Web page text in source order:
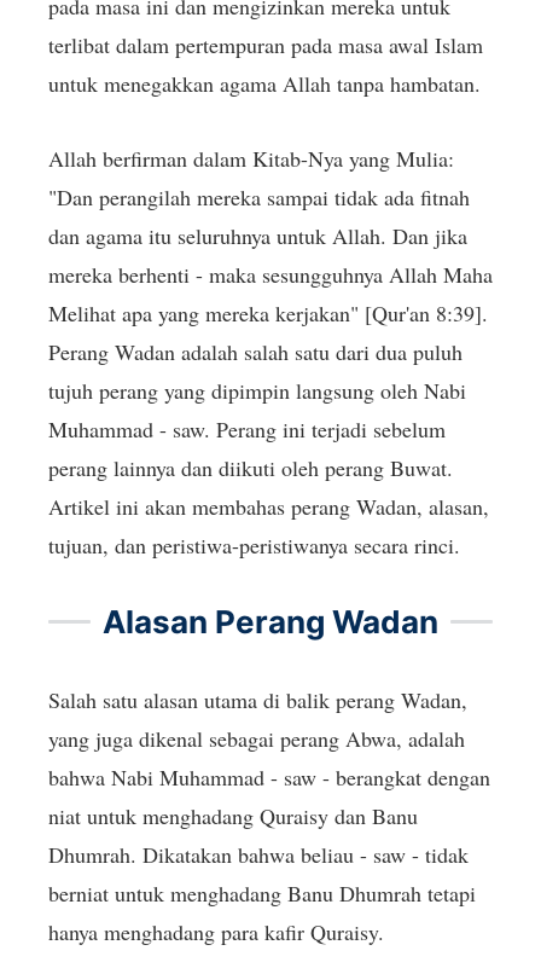
terlibat dalam pertempuran pada masa awal Islam
untuk menegakkan agama Allah tanpa hambatan.
Allah berfirman dalam Kitab-Nya yang Mulia:
"Dan perangilah mereka sampai tidak ada fitnah
dan agama itu seluruhnya untuk Allah. Dan jika
mereka berhenti - maka sesungguhnya Allah Maha
Melihat apa yang mereka kerjakan" [Qur'an 8:39].
Perang Wadan adalah salah satu dari dua puluh
tujuh perang yang dipimpin langsung oleh Nabi
Muhammad - saw. Perang ini terjadi sebelum
perang lainnya dan diikuti oleh perang Buwat.
Artikel ini akan membahas perang Wadan, alasan,
tujuan, dan peristiwa-peristiwanya secara rinci.
Alasan Perang Wadan
Salah satu alasan utama di balik perang Wadan,
yang juga dikenal sebagai perang Abwa, adalah
bahwa Nabi Muhammad - saw - berangkat dengan
niat untuk menghadang Quraisy dan Banu
Dhumrah. Dikatakan bahwa beliau - saw - tidak
berniat untuk menghadang Banu Dhumrah tetapi
hanya menghadang para kafir Quraisy.